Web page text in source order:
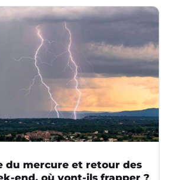
du mercure et retour des